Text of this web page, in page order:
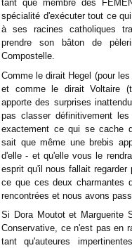
tant que membre des
spécialité d'exécuter tout ce
à ses racines catholiques
prendre son bâton de
Compostelle.
Comme le dirait Hegel (pour
et comme le dirait Voltaire
apporte des surprises
pas classer définitivement
exactement ce qui se cache
sait que même une brebis
d'elle - et qu'elle vous le
esprit qu'il nous fallait
ce que ces deux charmantes
rencontrées et nous avons
Si Dora Moutot et Marguerite
Conservative, ce n'est pas en
tant qu'auteures